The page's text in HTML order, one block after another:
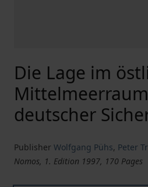
Die Lage im
deutscher
Publisher Wolfgang Pühs, Peter
Nomos, 1. Edition 1997, 170 Pages